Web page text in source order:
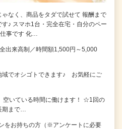
なく、商品をタダで試せて 報酬まで
♪ スマホ1台・完全在宅・自分のペー
事です 化…
出来高制／時間額1,500円～5,000
域でオシゴトできます♪ お気軽にご
空いている時間に働けます！ ☆1回の
まで…
をお持ちの方（※アンケートに必要